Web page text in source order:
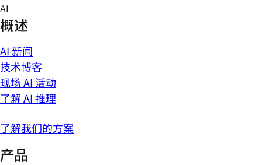
Skip
to
content
AI
概述
AI 新闻
技术博客
现场 AI 活动
了解 AI 推理
了解我们的方案
产品